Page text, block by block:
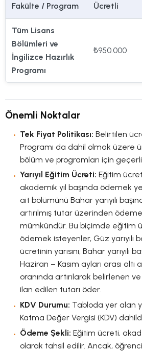
Fakülte / Program Ücretli
Tüm Lisans
Bölümleri ve
İngilizce Hazırlık
Programı
₺950.000
Önemli Noktalar
Tek Fiyat Politikası: Belirtilen
Programı da dahil olmak üzere
bölüm ve programları için
Yarıyıl Eğitim Ücreti: Eğitim
akademik yıl başında ödemek
ait bölümünü Bahar yarıyılı
artırılmış tutar üzerinden
mümkündür. Bu biçimde eğitim
ödemek isteyenler, Güz yarıyılı
ücretinin yarısını, Bahar yarıyılı
Haziran – Kasım ayları arası altı
oranında artırılarak belirlenen
ilan edilen tutarı öder.
KDV Durumu: Tabloda yer alan
Katma Değer Vergisi (KDV)
Ödeme Şekli: Eğitim ücreti,
olarak tahsil edilir. Ancak,